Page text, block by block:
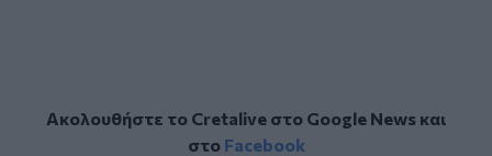
Ακολουθήστε το Cretalive στο Google Newsκαι
στο Facebook